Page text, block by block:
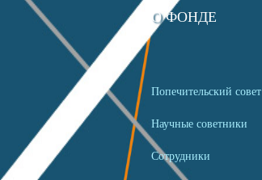
О ФОНДЕ
Попечительский совет
Научные советники
Сотрудники